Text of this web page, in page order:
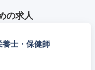
の求人
養士・保健師